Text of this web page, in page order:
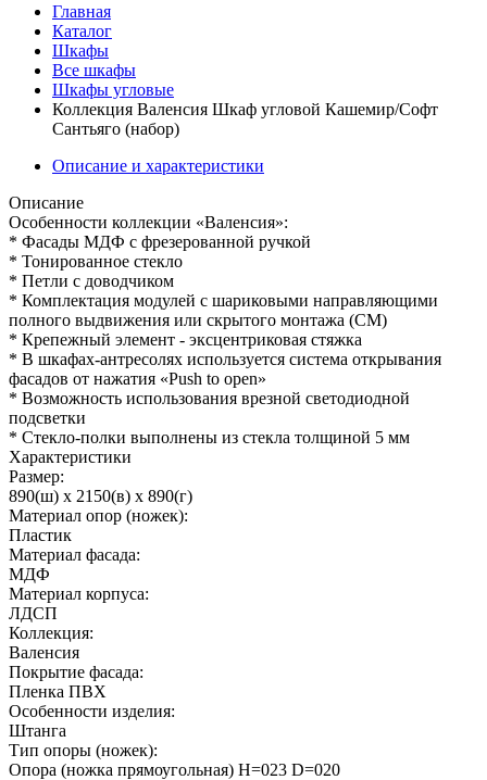
Главная
Каталог
Шкафы
Все шкафы
Шкафы угловые
Коллекция Валенсия Шкаф угловой Кашемир/Софт
Сантьяго (набор)
Описание и характеристики
Описание
Особенности коллекции «Валенсия»:
* Фасады МДФ с фрезерованной ручкой
* Тонированное стекло
* Петли с доводчиком
* Комплектация модулей с шариковыми направляющими
полного выдвижения или скрытого монтажа (СМ)
* Крепежный элемент - эксцентриковая стяжка
* В шкафах-антресолях используется система открывания
фасадов от нажатия «Push to open»
* Возможность использования врезной светодиодной
подсветки
* Стекло-полки выполнены из стекла толщиной 5 мм
Характеристики
Размер:
890(ш) x 2150(в) x 890(г)
Материал опор (ножек):
Пластик
Материал фасада:
МДФ
Материал корпуса:
ЛДСП
Коллекция:
Валенсия
Покрытие фасада:
Пленка ПВХ
Особенности изделия:
Штанга
Тип опоры (ножек):
Опора (ножка прямоугольная) H=023 D=020